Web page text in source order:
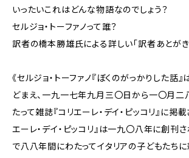
いったいこれはどんな物語なのでしょう？
セルジョ・トーファノって誰？
訳者の橋本勝雄氏による詳しい「訳者あとがき
《セルジョ・トーファノ『ぼくのがっかりした話
どまえ、一九一七年九月三〇日から一〇月二
たって雑誌『コリエーレ・デイ・ピッコリ』に掲載
エーレ・デイ・ピッコリ』は一九〇八年に創刊
で八八年間にわたってイタリアの子どもたち